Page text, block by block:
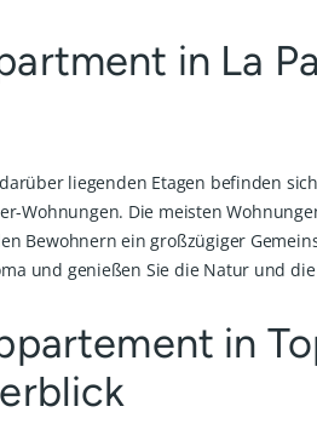
in La
liegenden Etagen befinden
Wohnungen. Die meisten
Bewohnern ein großzügiger
und genießen Sie die Natur und
in